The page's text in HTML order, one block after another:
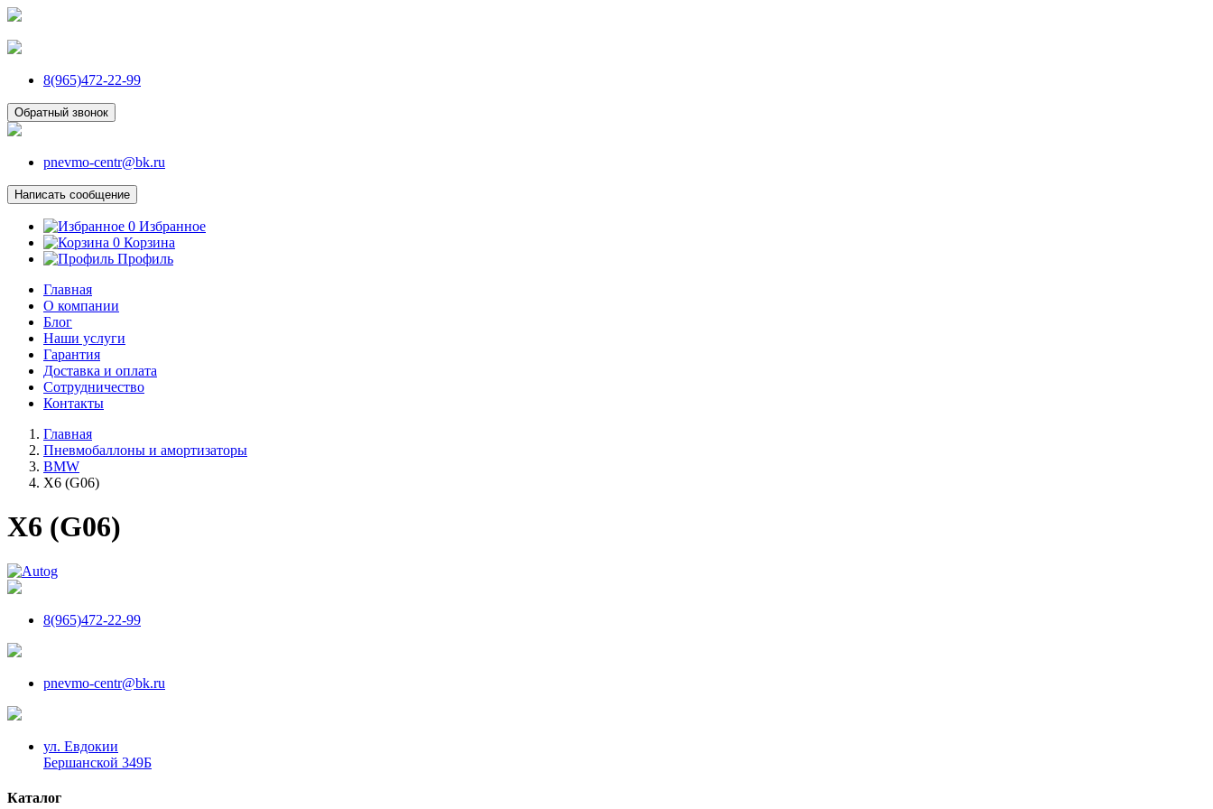
8(965)472-22-99
Обратный звонок
pnevmo-centr@bk.ru
Написать сообщение
0 Избранное
0 Корзина
Профиль
Главная
О компании
Блог
Наши услуги
Гарантия
Доставка и оплата
Сотрудничество
Контакты
Главная
Пневмобаллоны и амортизаторы
BMW
X6 (G06)
X6 (G06)
8(965)472-22-99
pnevmo-centr@bk.ru
ул. Евдокии
Бершанской 349Б
Каталог